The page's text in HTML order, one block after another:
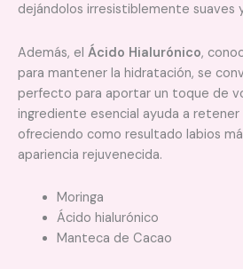
dejándolos irresistiblemente suaves
Además, el Ácido Hialurónico,
para mantener la hidratación, se
perfecto para aportar un toque de
ingrediente esencial ayuda a retener
ofreciendo como resultado labios
apariencia rejuvenecida.
Moringa
Ácido hialurónico
Manteca de Cacao